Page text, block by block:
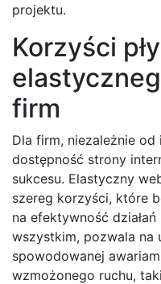
projektu.
Korzyści
firm
Dla firm, niezależnie
dostępność strony
sukcesu. Elastyczny
szereg korzyści, które
na efektywność
wszystkim, pozwala na
spowodowanej
wzmożonego ruchu,